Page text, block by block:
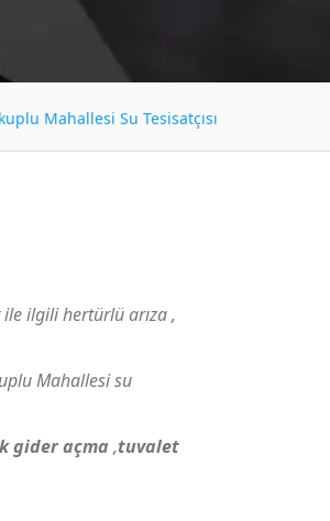
Mahallesi Su Tesisatçısı
ilgili hertürlü arıza ,
Mahallesi su
gider açma ,tuvalet